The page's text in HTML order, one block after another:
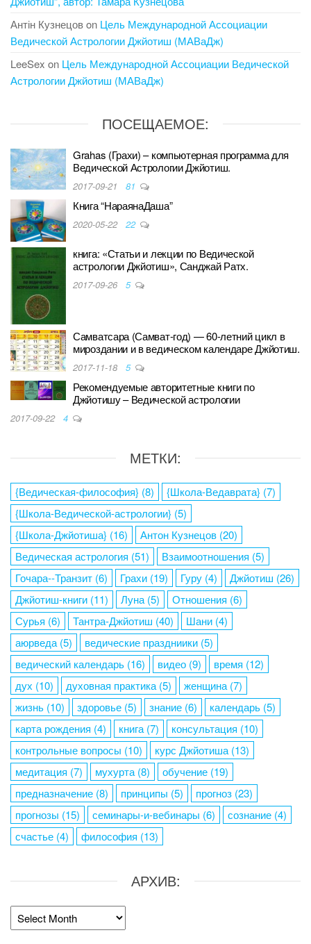
Антін Кузнецовon Цель Международной Ассоциации
Ведической Астрологии Джйотиш (МАВаДж)
LeeSex on Цель Международной Ассоциации Ведической
Астрологии Джйотиш (МАВаДж)
ПОСЕЩАЕМОЕ:
Grahas (Грахи) – компьютерная программа для
Ведической Астрологии Джйотиш.
2017-09-21 81
Книга “НараянаДаша”
2020-05-22 22
книга: «Статьи и лекции по Ведической
астрологии Джйотиш», Санджай Ратх.
2017-09-26 5
Самватсара (Самват-год) — 60-летний цикл в
мироздании и в ведическом календаре Джйотиш.
2017-11-18 5
Рекомендуемые авторитетные книги по
Джйотишу – Ведической астрологии
2017-09-22 4
МЕТКИ:
{Ведическая-философия} (8) {Школа-Ведаврата} (7)
{Школа-Ведической-астрологии} (5)
{Школа-Джйотиша} (16) Антон Кузнецов (20)
Ведическая астрология (51) Взаимоотношения (5)
Гочара--Транзит (6) Грахи (19) Гуру (4) Джйотиш (26)
Джйотиш-книги (11) Луна(5) Отношения (6)
Сурья (6) Тантра-Джйотиш (40) Шани (4)
аюрведа(5) ведические праздниики (5)
ведический календарь (16) видео (9) время (12)
дух (10) духовная практика(5) женщина(7)
жизнь (10) здоровье (5) знание (6) календарь (5)
карта рождения (4) книга(7) консультация (10)
контрольные вопросы (10) курс Джйотиша(13)
медитация (7) мухурта(8) обучение (19)
предназначение (8) принципы (5) прогноз (23)
прогнозы (15) семинары-и-вебинары (6) сознание (4)
счастье (4) философия (13)
АРХИВ:
Архив: